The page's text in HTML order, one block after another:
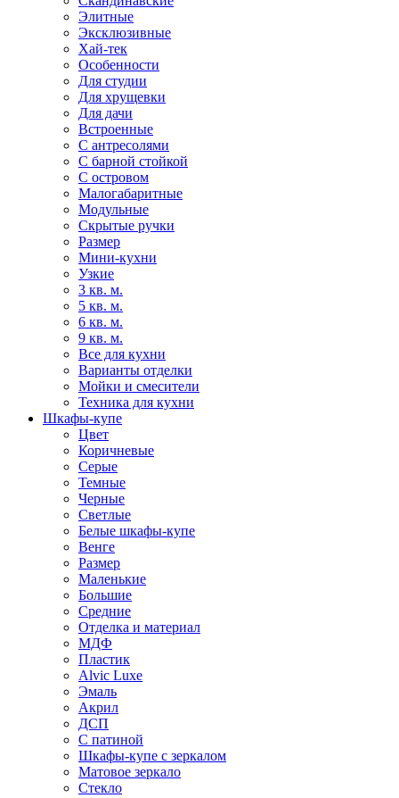
Элитные
Эксклюзивные
Хай-тек
Особенности
Для студии
Для хрущевки
Для дачи
Встроенные
С антресолями
С барной стойкой
С островом
Малогабаритные
Модульные
Скрытые ручки
Размер
Мини-кухни
Узкие
3 кв. м.
5 кв. м.
6 кв. м.
9 кв. м.
Все для кухни
Варианты отделки
Мойки и смесители
Техника для кухни
Шкафы-купе
Цвет
Коричневые
Серые
Темные
Черные
Светлые
Белые шкафы-купе
Венге
Размер
Маленькие
Большие
Средние
Отделка и материал
МДФ
Пластик
Alvic Luxe
Эмаль
Акрил
ДСП
С патиной
Шкафы-купе с зеркалом
Матовое зеркало
Стекло